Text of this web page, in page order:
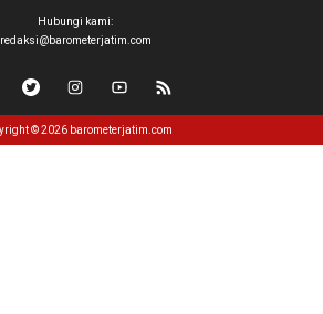
Hubungi kami:
redaksi@barometerjatim.com
© 2026 barometerjatim.com